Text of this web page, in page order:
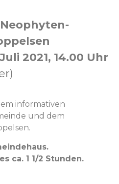
2021, 14.00 Uhr
infor­ma­tiv­en
und dem
ca. 1 1/2 Stunden.